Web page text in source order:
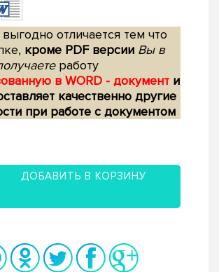
отличается тем что
кроме PDF версии Вы в
работу
в WORD - документ и
качественно другие
при работе с документом
ДОБАВИТЬ В КОРЗИНУ